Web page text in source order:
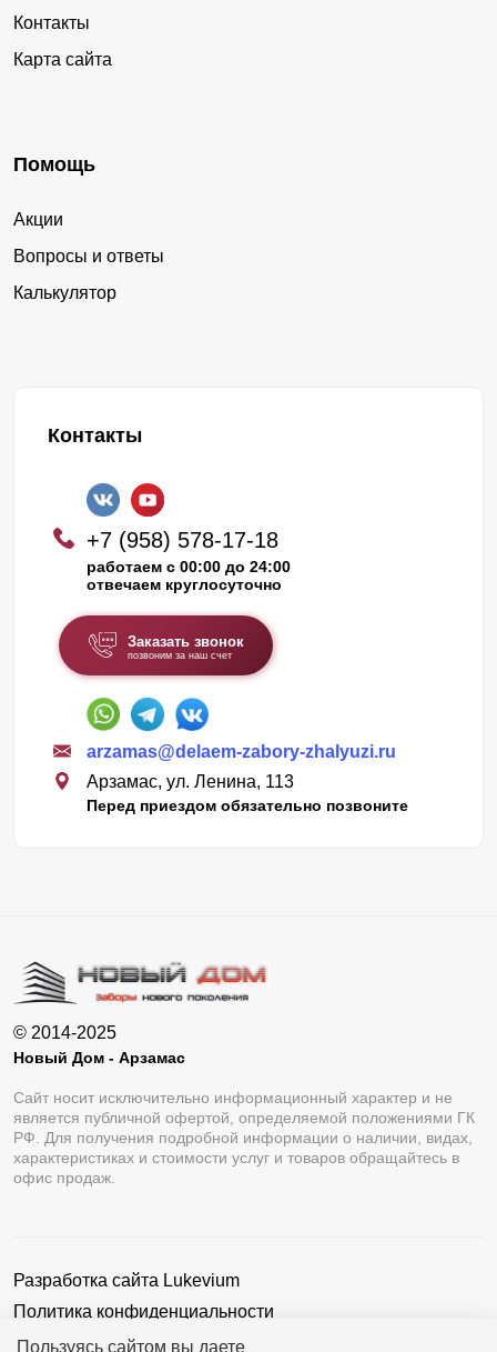
Пользуясь сайтом вы даете
Контакты
Карта сайта
Помощь
Акции
Вопросы и ответы
Калькулятор
Контакты
+7 (958) 578-17-18
работаем с 00:00 до 24:00
отвечаем круглосуточно
Заказать звонок
позвоним за наш счет
arzamas@delaem-zabory-zhalyuzi.ru
Арзамас, ул. Ленина, 113
Перед приездом обязательно позвоните
© 2014-2025
Новый Дом - Арзамас
Сайт носит исключительно информационный характер и не
является публичной офертой, определяемой положениями ГК
РФ. Для получения подробной информации о наличии, видах,
характеристиках и стоимости услуг и товаров обращайтесь в
офис продаж.
Разработка сайта Lukevium
Политика конфиденциальности
Пользовательское соглашение